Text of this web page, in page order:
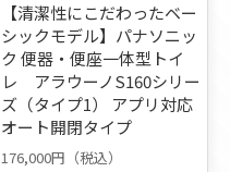
【清潔性にこだわったベー
シックモデル】パナソニッ
ク 便器・便座一体型トイ
レ アラウーノS160シリー
ズ（タイプ1） アプリ対応
オート開閉タイプ
176,000円（税込）